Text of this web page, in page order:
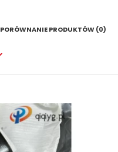
PORÓWNANIE PRODUKTÓW (0)